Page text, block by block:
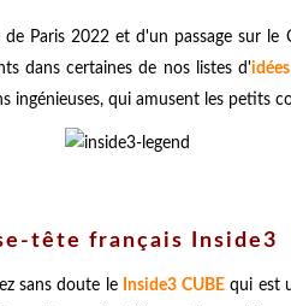
Paris 2022 et d'un passage sur le
dans certaines de nos listes d'
ingénieuses, qui amusent les petits
tête français Inside3
sans doute le Inside3 CUBEqui est